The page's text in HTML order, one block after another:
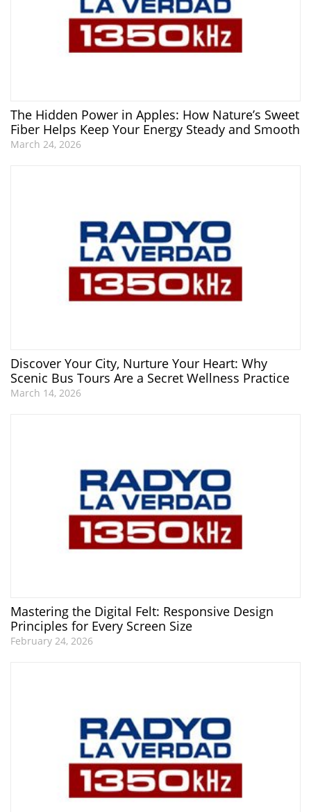
The Hidden Power in Apples: How Nature’s Sweet
Fiber Helps Keep Your Energy Steady and Smooth
March 24, 2026
Discover Your City, Nurture Your Heart: Why
Scenic Bus Tours Are a Secret Wellness Practice
March 14, 2026
Mastering the Digital Felt: Responsive Design
Principles for Every Screen Size
February 24, 2026